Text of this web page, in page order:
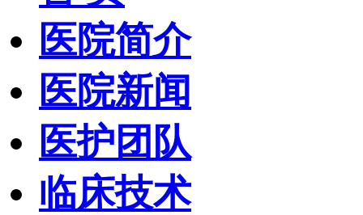
医院简介
医院新闻
医护团队
临床技术